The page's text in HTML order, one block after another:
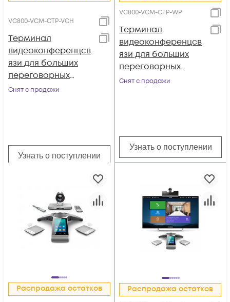
VC800-VCM-CTP-VCH
Tерминал
видеоконференцсв
язи для больших
переговорных
комнат, Yealink
Снят с продажи
Узнать о поступлении
VC800-VCM-CTP-WP
Tерминал
видеоконференцсв
язи для больших
переговорных
комнат, Yealink
Снят с продажи
Узнать о поступлении
Распродажа остатков Распродажа остатков